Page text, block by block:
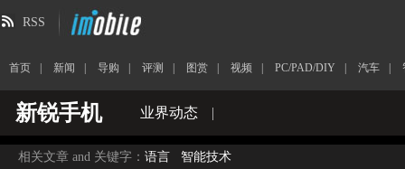
RSS
首页 新闻 导购 评测 图赏 视频 PC/PAD/DIY 汽车
新锐手机 业界动态 |
相关文章 and 关键字： 语言 智能技术